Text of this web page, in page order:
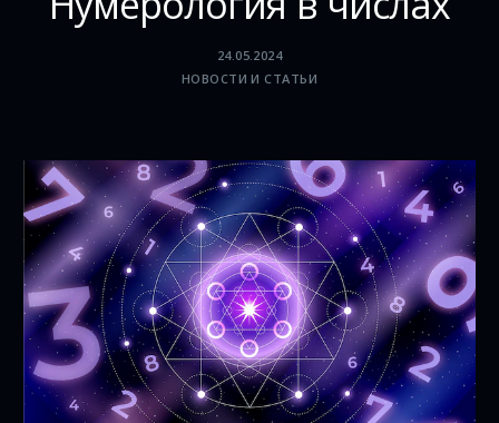
24.05.2024
НОВОСТИ И СТАТЬИ